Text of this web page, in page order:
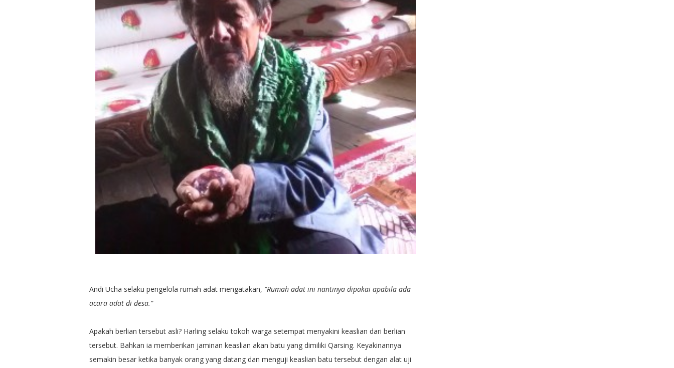
Andi Ucha selaku pengelola rumah adat mengatakan, “Rumah adat ini nantinya dipakai apabila ada
acara adat di desa.”
Apakah berlian tersebut asli? Harling selaku tokoh warga setempat menyakini keaslian dari berlian
tersebut. Bahkan ia memberikan jaminan keaslian akan batu yang dimiliki Qarsing. Keyakinannya
semakin besar ketika banyak orang yang datang dan menguji keaslian batu tersebut dengan alat uji